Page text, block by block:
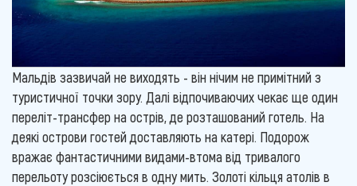
Мальдів зазвичай не виходять - він нічим не примітний з
туристичної точки зору. Далі відпочиваючих чекає ще один
переліт-трансфер на острів, де розташований готель. На
деякі острови гостей доставляють на катері. Подорож
вражає фантастичними видами-втома від тривалого
перельоту розсіюється в одну мить. Золоті кільця атолів в